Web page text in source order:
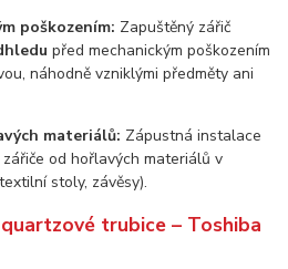
poškozením: Zapuštěný zářič
před mechanickým poškozením
náhodně vzniklými předměty ani
materiálů: Zápustná instalace
od hořlavých materiálů v
stoly, závěsy).
trubice – Toshiba